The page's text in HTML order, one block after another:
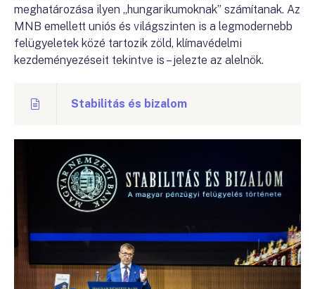
meghatározása ilyen „hungarikumoknak” számítanak. Az
MNB emellett uniós és világszinten is a legmodernebb
felügyeletek közé tartozik zöld, klímavédelmi
kezdeményezéseit tekintve is – jelezte az alelnök.
Stabilitás és bizalom